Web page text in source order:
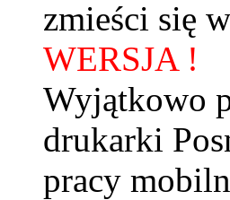
zmieści się
WERSJA !
Wyjątkowo
drukarki
pracy